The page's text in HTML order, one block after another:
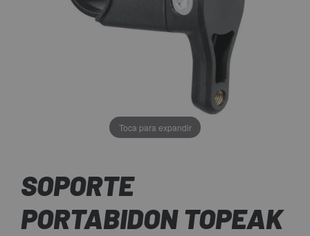
Toca para expandir
SOPORTE
PORTABIDON TOPEAK